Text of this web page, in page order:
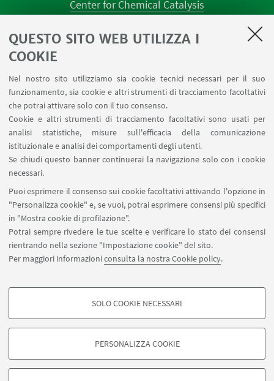
QUESTO SITO WEB UTILIZZA I
COOKIE
Nel nostro sito utilizziamo sia cookie tecnici necessari per il suo
funzionamento, sia cookie e altri strumenti di tracciamento facoltativi
che potrai attivare solo con il tuo consenso.
Cookie e altri strumenti di tracciamento facoltativi sono usati per
analisi statistiche, misure sull'efficacia della comunicazione
istituzionale e analisi dei comportamenti degli utenti.
Se chiudi questo banner continuerai la navigazione solo con i cookie
necessari.
Puoi esprimere il consenso sui cookie facoltativi attivando l'opzione in
"Personalizza cookie" e, se vuoi, potrai esprimere consensi più specifici
in "Mostra cookie di profilazione".
Potrai sempre rivedere le tue scelte e verificare lo stato dei consensi
rientrando nella sezione "Impostazione cookie" del sito.
Per maggiori informazioniconsulta la nostra Cookie policy.
COOKIE DI PROFILAZIONE - FACOLTATIVI
degli utenti, creare profili in base al loro comportamento sul sito, per analisi
di marketing.
SOLO COOKIE NECESSARI
PERSONALIZZA COOKIE
Center for Chemical Catalysis
AULE U.E. 4 NAVILE
Prenotazione NMR Navile
Prenotazione strumenti del Dipartimento CHIMIND
SEGUI IL DIPARTIMENTO SU:
SEGUI UNIBO SU:
APP:
©Copyright 2026 - ALMA MATER STUDIORUM - Università di
Bologna - Via Zamboni, 33 - 40126 Bologna - PI: 01131710376 - CF:
80007010376
Privacy
Note legali
Informazioni sul sito e accessibilità